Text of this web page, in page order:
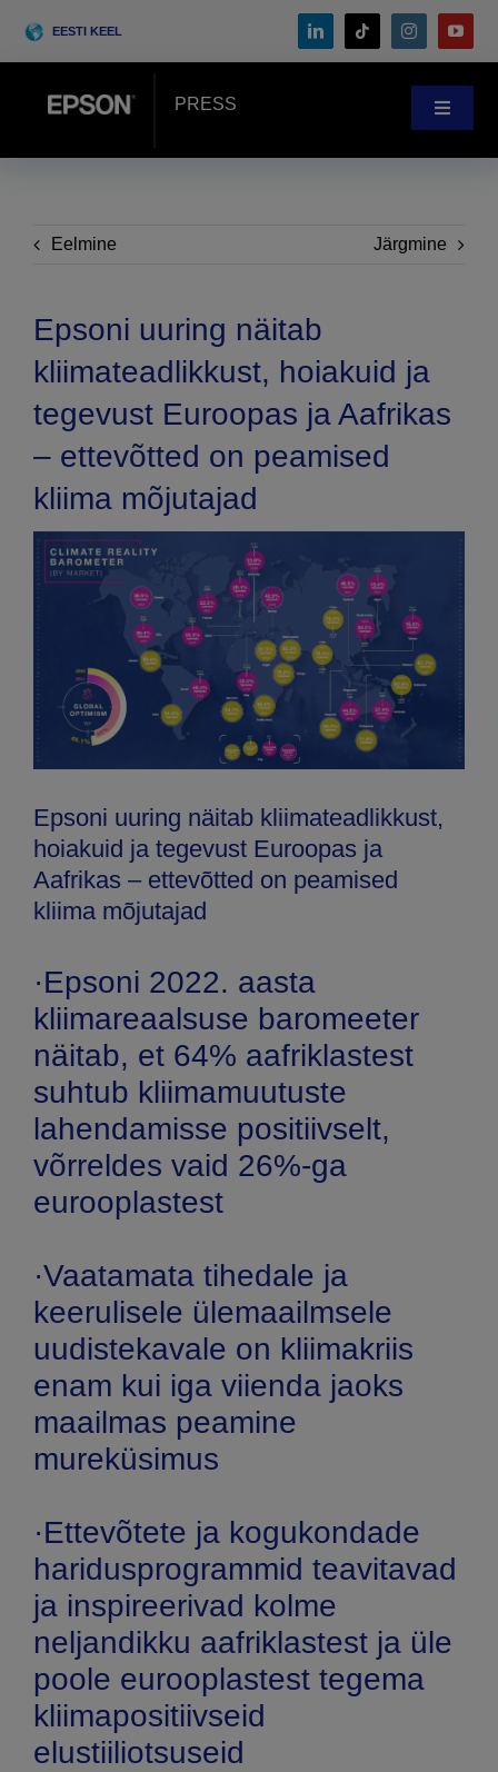
EESTI KEEL
PRESS
Toggle
Kliendilood
Sündmused
Search
Eelmine Järgmine
Epsoni uuring näitab
kliimateadlikkust, hoiakuid ja
tegevust Euroopas ja Aafrikas
– ettevõtted on peamised
kliima mõjutajad
Epsoni uuring näitab kliimateadlikkust,
hoiakuid ja tegevust Euroopas ja
Aafrikas – ettevõtted on peamised
kliima mõjutajad
·Epsoni 2022. aasta
kliimareaalsuse baromeeter
näitab, et 64% aafriklastest
suhtub kliimamuutuste
lahendamisse positiivselt,
võrreldes vaid 26%-ga
eurooplastest
·Vaatamata tihedale ja
keerulisele ülemaailmsele
uudistekavale on kliimakriis
enam kui iga viienda jaoks
maailmas peamine
mureküsimus
·Ettevõtete ja kogukondade
haridusprogrammid teavitavad
ja inspireerivad kolme
neljandikku aafriklastest ja üle
poole eurooplastest tegema
kliimapositiivseid
elustiiliotsuseid